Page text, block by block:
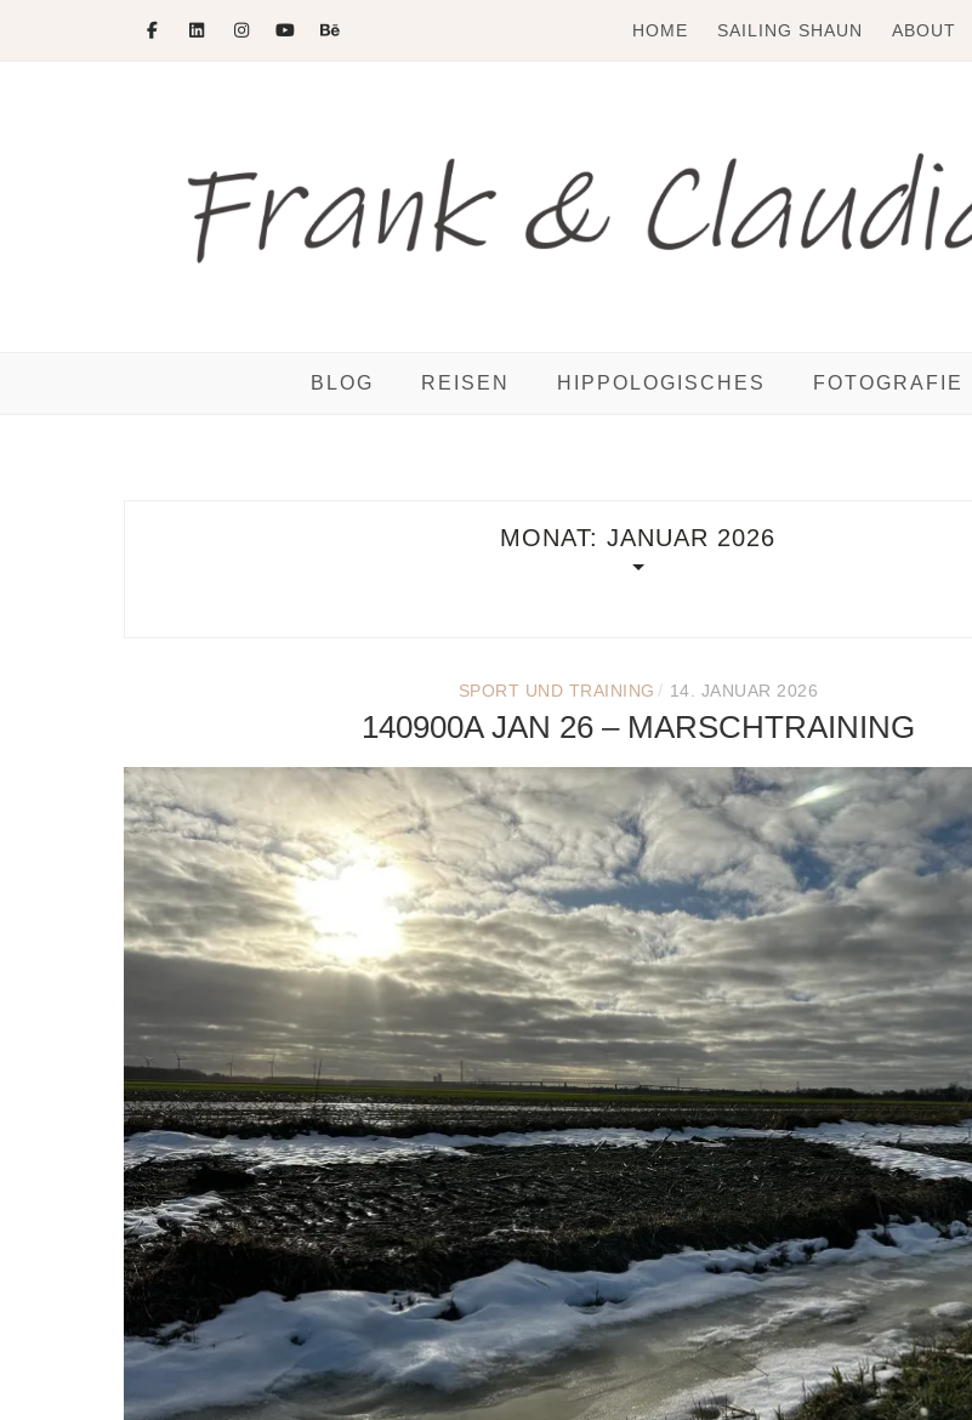
HOME SAILING SHAUN ABOUT
BLOG REISEN HIPPOLOGISCHES FOTOGRAFIE
MONAT:JANUAR 2026
SPORT UND TRAINING / 14. JANUAR 2026
140900A JAN 26 – MARSCHTRAINING